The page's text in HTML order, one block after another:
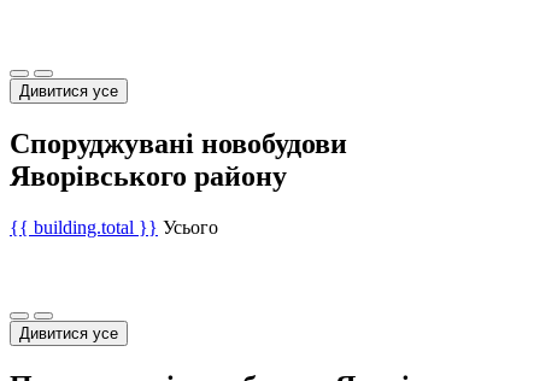
Дивитися усе
Споруджувані новобудови
Яворівського району
{{ building.total }} Усього
Дивитися усе